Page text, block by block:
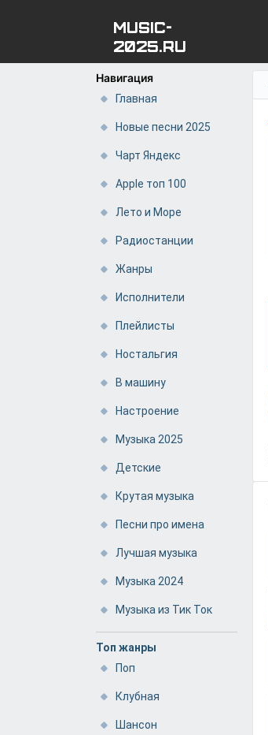
MUSIC-
2025.RU
Навигация
Главная
Новые песни 2025
Чарт Яндекс
Apple топ 100
Лето и Море
Радиостанции
Жанры
Исполнители
Плейлисты
Ностальгия
В машину
Настроение
Музыка 2025
Детские
Крутая музыка
Песни про имена
Лучшая музыка
Музыка 2024
Музыка из Тик Ток
Топ жанры
Поп
Клубная
Шансон